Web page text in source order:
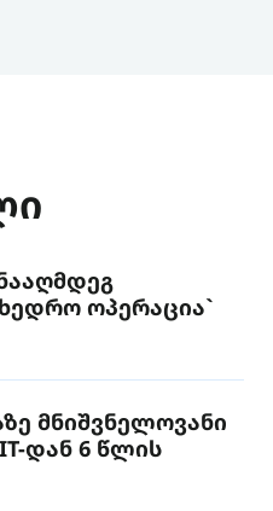
ოპერაცია`
მნიშვნელოვანი
დან 6 წლის